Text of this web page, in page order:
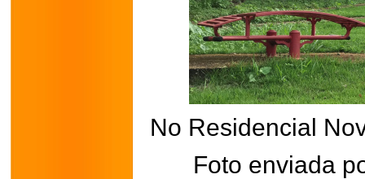
No Residencial
Foto enviada